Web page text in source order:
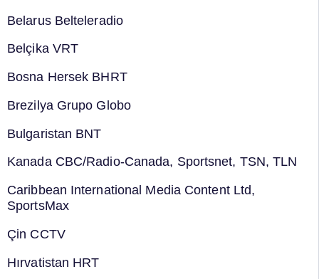
Belarus Belteleradio
Belçika VRT
Bosna Hersek BHRT
Brezilya Grupo Globo
Bulgaristan BNT
Kanada CBC/Radio-Canada, Sportsnet, TSN, TLN
Caribbean International Media Content Ltd,
SportsMax
Çin CCTV
Hırvatistan HRT